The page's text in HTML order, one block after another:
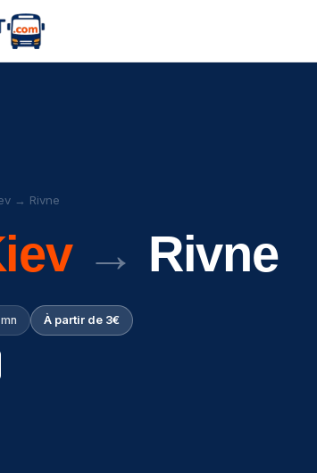
→ Rivne
→ Rivne
À partir de 3€